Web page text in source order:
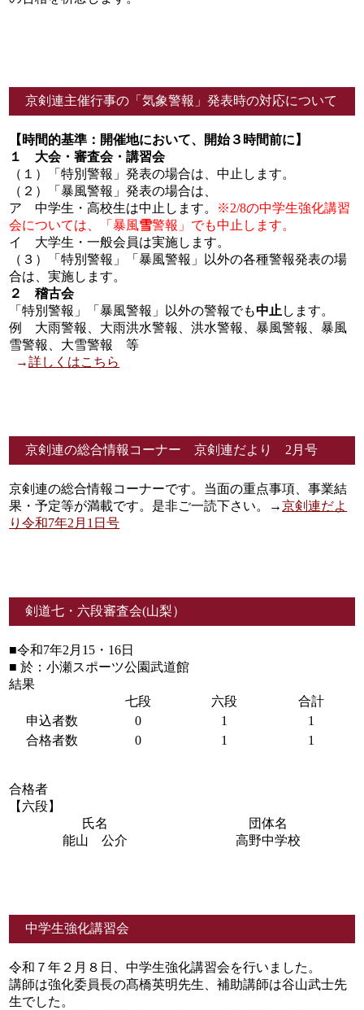
京剣連主催行事の「気象警報」発表時の対応について
【時間的基準：開催地において、開始３時間前に】
１ 大会・審査会・講習会
（１）「特別警報」発表の場合は、中止します。
（２）「暴風警報」発表の場合は、
ア 中学生・高校生は中止します。
※2/8の中学生強化講習
会については、「暴風雪警報」でも中止します。
イ 大学生・一般会員は実施します。
（３）「特別警報」「暴風警報」以外の各種警報発表の場
合は、実施します。
２ 稽古会
「特別警報」「暴風警報」以外の警報でも中止 します。
例 大雨警報、大雨洪水警報、洪水警報、暴風警報、暴風
雪警報、大雪警報 等
→詳しくはこちら
京剣連の総合情報コーナー 京剣連だより 2月号
京剣連の総合情報コーナーです。当面の重点事項、事業結
果・予定等が満載です。是非ご一読下さい。→京剣連だよ
り令和7年2月1日号
剣道七・六段審査会(山梨）
■令和7年2月15・16日
■ 於：小瀬スポーツ公園武道館
結果
七段
六段
合計
申込者数
0 1
1
合格者数
0 1 1
合格者
【六段】
氏名
団体名
能山 公介
高野中学校
中学生強化講習会
令和７年２月８日、中学生強化講習会を行いました。
講師は強化委員長の髙橋英明先生、補助講師は谷山武士先
生でした。